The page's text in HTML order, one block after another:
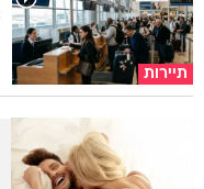
תיירות